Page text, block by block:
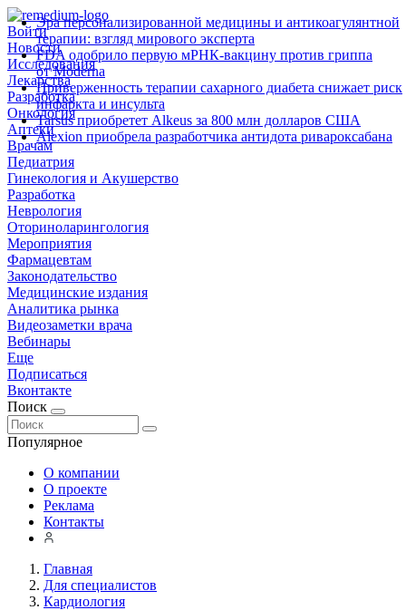
Войти
Новости
Исследования
Лекарства
Разработка
Онкология
Аптеки
Врачам
Педиатрия
Гинекология и Акушерство
Разработка
Неврология
Оториноларингология
Мероприятия
Фармацевтам
Законодательство
Медицинские издания
Аналитика рынка
Видеозаметки врача
Вебинары
Еще
Подписаться
Вконтакте
Поиск
Популярное
Эра персонализированной медицины и антикоагулянтной
терапии: взгляд мирового эксперта
FDA одобрило первую мРНК‑вакцину против гриппа
от Moderna
Приверженность терапии сахарного диабета снижает риск
инфаркта и инсульта
Tarsus приобретет Alkeus за 800 млн долларов США
Alexion приобрела разработчика антидота ривароксабана
О компании
О проекте
Реклама
Контакты
Главная
Для специалистов
Кардиология